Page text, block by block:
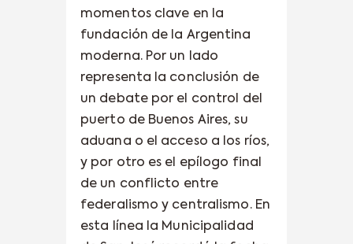
momentos clave en la
fundación de la Argentina
moderna. Por un lado
representa la conclusión de
un debate por el control del
puerto de Buenos Aires, su
aduana o el acceso a los ríos,
y por otro es el epílogo final
de un conflicto entre
federalismo y centralismo. En
esta línea la Municipalidad